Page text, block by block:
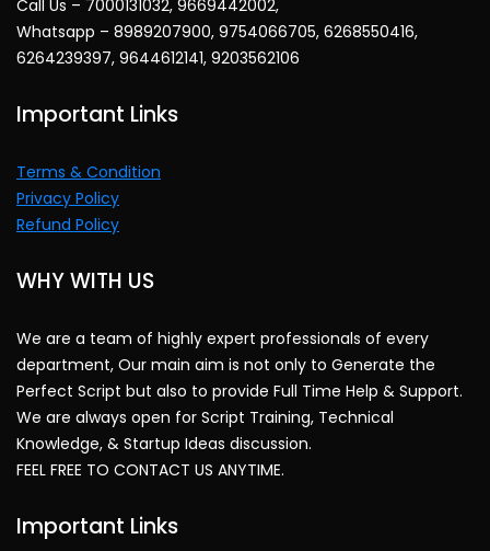
Call Us – 7000131032, 9669442002,
Whatsapp – 8989207900, 9754066705, 6268550416,
6264239397, 9644612141, 9203562106
Important Links
Terms & Condition
Privacy Policy
Refund Policy
WHY WITH US
We are a team of highly expert professionals of every
department, Our main aim is not only to Generate the
Perfect Script but also to provide Full Time Help & Support.
We are always open for Script Training, Technical
Knowledge, & Startup Ideas discussion.
FEEL FREE TO CONTACT US ANYTIME.
Important Links